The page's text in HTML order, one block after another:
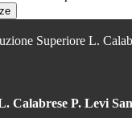
Superiore L.
Calabrese P. Levi